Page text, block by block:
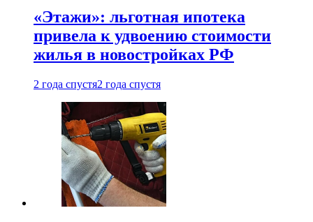
«Этажи»: льготная ипотека
привела к удвоению стоимости
жилья в новостройках РФ
2 года спустя2 года спустя